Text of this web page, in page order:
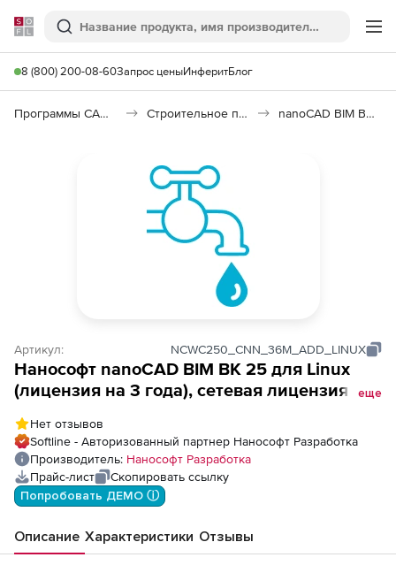
Softline
Поиск
8 (800) 200-08-60Запрос ценыИнферитБлог
Программы САПР и ГИС Строительное программное обеспечение nanoCAD BIM ВК 26
Артикул: NCWC250_CNN_36M_ADD_LINUX
Нанософт nanoCAD BIM ВК 25 для Linux
(лицензия на 3 года), сетевая лицензия
еще
Нет отзывов
Softline - Авторизованный партнер Нанософт Разработка
Производитель: Нанософт Разработка
Прайс-лист
Скопировать ссылку
Попробовать ДЕМО ⓘ
Описание Характеристики Отзывы